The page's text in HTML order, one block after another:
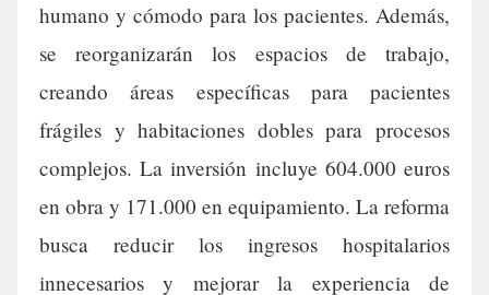
humano y cómodo para los pacientes. Además,
se reorganizarán los espacios de trabajo,
creando áreas específicas para pacientes
frágiles y habitaciones dobles para procesos
complejos. La inversión incluye 604.000 euros
en obra y 171.000 en equipamiento. La reforma
busca reducir los ingresos hospitalarios
innecesarios y mejorar la experiencia de